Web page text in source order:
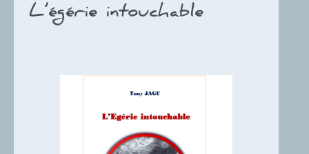
L’égérie intouchable